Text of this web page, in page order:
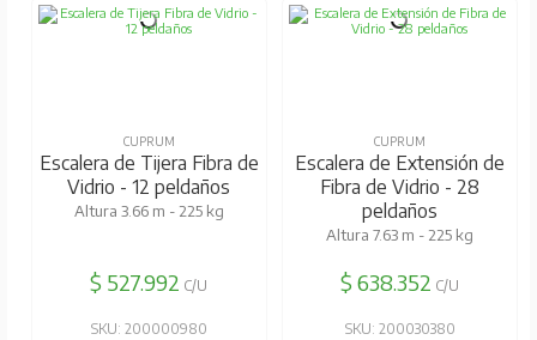
CUPRUM
Escalera de Tijera Fibra de
Vidrio - 12 peldaños
Altura 3.66 m - 225 kg
$ 527.992 C/U
SKU: 200000980
CUPRUM
Escalera de Extensión de
Fibra de Vidrio - 28
peldaños
Altura 7.63 m - 225 kg
$ 638.352 C/U
SKU: 200030380